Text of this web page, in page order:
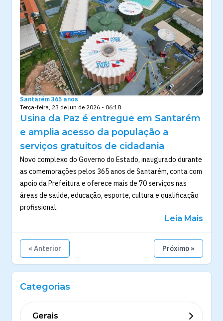
Santarém 365 anos
Terça-feira, 23 de jun de 2026 - 06:18
Usina da Paz é entregue em Santarém
e amplia acesso da população a
serviços gratuitos de cidadania
Novo complexo do Governo do Estado, inaugurado durante
as comemorações pelos 365 anos de Santarém, conta com
apoio da Prefeitura e oferece mais de 70 serviços nas
áreas de saúde, educação, esporte, cultura e qualificação
profissional.
Leia Mais
« Anterior Próximo »
Categorias
Gerais